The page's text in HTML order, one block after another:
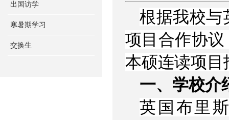
出国访学
寒暑期学习
交换生
根据我校与
项目合作协议
本硕连读项目
一、学校介
英国布里